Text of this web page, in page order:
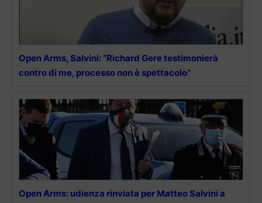
Open Arms, Salvini: “Richard Gere testimonierà
contro di me, processo non è spettacolo”
Open Arms: udienza rinviata per Matteo Salvini a